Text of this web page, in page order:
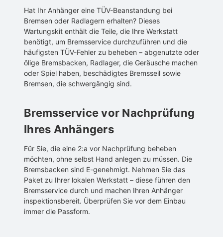
Hat Ihr Anhänger eine TÜV-Beanstandung bei
Bremsen oder Radlagern erhalten? Dieses
Wartungskit enthält die Teile, die Ihre Werkstatt
benötigt, um Bremsservice durchzuführen und die
häufigsten TÜV-Fehler zu beheben – abgenutzte oder
ölige Bremsbacken, Radlager, die Geräusche machen
oder Spiel haben, beschädigtes Bremsseil sowie
Bremsen, die schwergängig sind.
Bremsservice vor Nachprüfung
Ihres Anhängers
Für Sie, die eine 2:a vor Nachprüfung beheben
möchten, ohne selbst Hand anlegen zu müssen. Die
Bremsbacken sind E-genehmigt. Nehmen Sie das
Paket zu Ihrer lokalen Werkstatt – diese führen den
Bremsservice durch und machen Ihren Anhänger
inspektionsbereit. Überprüfen Sie vor dem Einbau
immer die Passform.